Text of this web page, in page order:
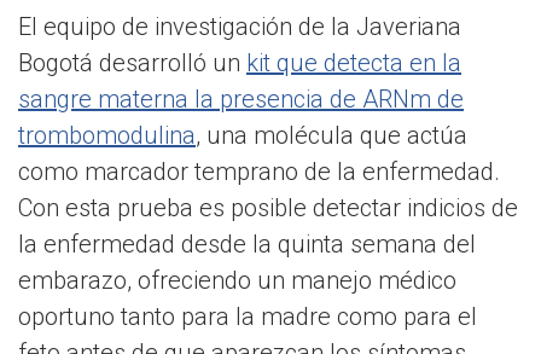
El equipo de investigación de la Javeriana
Bogotá desarrolló un kit que detecta en la
sangre materna la presencia de ARNm de
trombomodulina, una molécula que actúa
como marcador temprano de la enfermedad.
Con esta prueba es posible detectar indicios de
la enfermedad desde la quinta semana del
embarazo, ofreciendo un manejo médico
oportuno tanto para la madre como para el